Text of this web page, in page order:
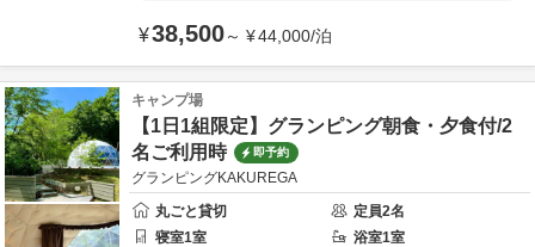
¥38,500～ ¥44,000/泊
キャンプ場
【1日1組限定】グランピング朝食・夕食付/2
名ご利用時
即予約
グランピングKAKUREGA
丸ごと貸切
定員2名
寝室1室 浴室1室